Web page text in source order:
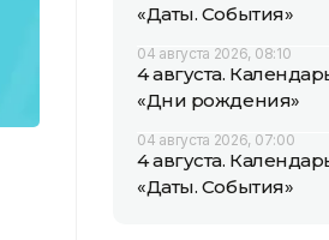
«Даты. События»
04 августа 2026, 08:10
4 августа.
«Дни рождения»
04 августа 2026, 07:00
4 августа.
«Даты. События»